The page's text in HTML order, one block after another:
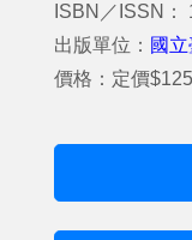
ISBN／ISSN：
出版單位： 國
價格：定價$125